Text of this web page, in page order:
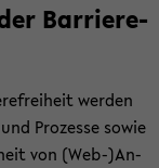
Bar­rie­re­
wer­den
Pro­zes­se sowie
von (Web-)An­